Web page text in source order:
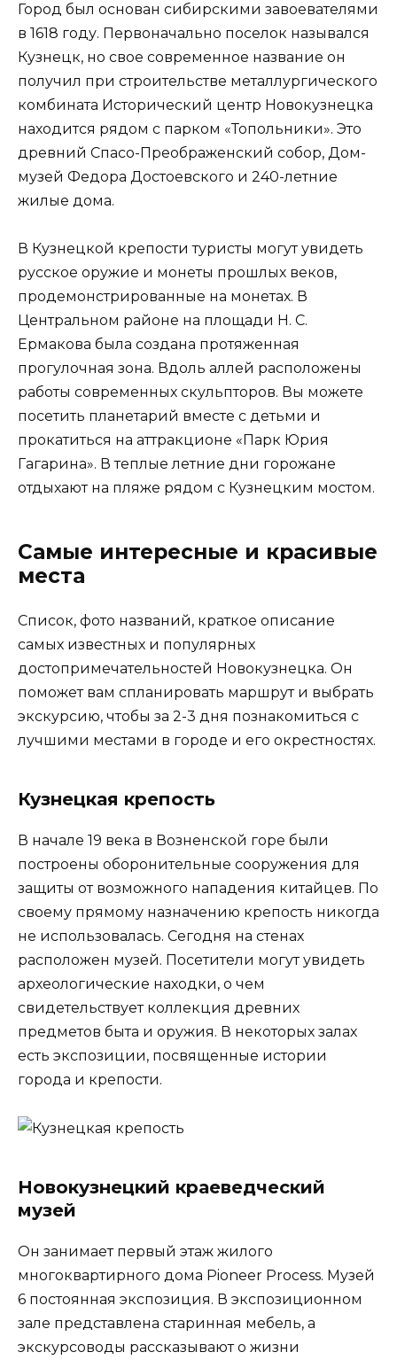
Город был основан сибирскими завоевателями
в 1618 году. Первоначально поселок назывался
Кузнецк, но свое современное название он
получил при строительстве металлургического
комбината Исторический центр Новокузнецка
находится рядом с парком «Топольники». Это
древний Спасо-Преображенский собор, Дом-
музей Федора Достоевского и 240-летние
жилые дома.
В Кузнецкой крепости туристы могут увидеть
русское оружие и монеты прошлых веков,
продемонстрированные на монетах. В
Центральном районе на площади Н. С.
Ермакова была создана протяженная
прогулочная зона. Вдоль аллей расположены
работы современных скульпторов. Вы можете
посетить планетарий вместе с детьми и
прокатиться на аттракционе «Парк Юрия
Гагарина». В теплые летние дни горожане
отдыхают на пляже рядом с Кузнецким мостом.
Самые интересные и красивые
места
Список, фото названий, краткое описание
самых известных и популярных
достопримечательностей Новокузнецка. Он
поможет вам спланировать маршрут и выбрать
экскурсию, чтобы за 2-3 дня познакомиться с
лучшими местами в городе и его окрестностях.
Кузнецкая крепость
В начале 19 века в Возненской горе были
построены оборонительные сооружения для
защиты от возможного нападения китайцев. По
своему прямому назначению крепость никогда
не использовалась. Сегодня на стенах
расположен музей. Посетители могут увидеть
археологические находки, о чем
свидетельствует коллекция древних
предметов быта и оружия. В некоторых залах
есть экспозиции, посвященные истории
города и крепости.
Новокузнецкий краеведческий
музей
Он занимает первый этаж жилого
многоквартирного дома Pioneer Process. Музей
6 постоянная экспозиция. В экспозиционном
зале представлена старинная мебель, а
экскурсоводы рассказывают о жизни